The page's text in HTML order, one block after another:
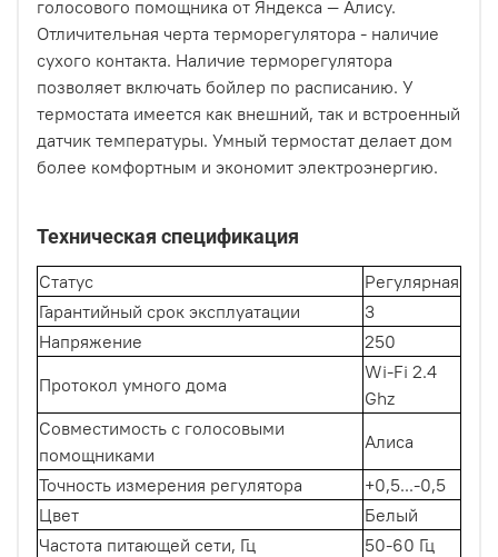
голосового помощника от Яндекса — Алису.
Отличительная черта терморегулятора - наличие
сухого контакта. Наличие терморегулятора
позволяет включать бойлер по расписанию. У
термостата имеется как внешний, так и встроенный
датчик температуры. Умный термостат делает дом
более комфортным и экономит электроэнергию.
Техническая спецификация
Статус
Регулярная
Гарантийный срок эксплуатации
3
Напряжение
250
Протокол умного дома
Wi-Fi 2.4
Ghz
Совместимость с голосовыми
помощниками
Алиса
Точность измерения регулятора
+0,5...-0,5
Цвет
Белый
Частота питающей сети, Гц
50-60 Гц